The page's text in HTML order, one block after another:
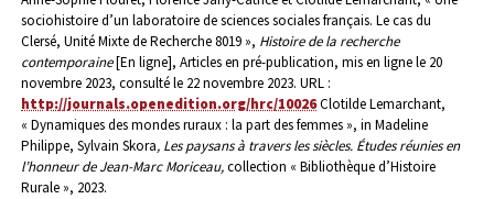
sociohistoire d’un laboratoire de sciences sociales français. Le cas du
Clersé, Unité Mixte de Recherche 8019 », Histoire de la recherche
contemporaine[En ligne], Articles en pré-publication, mis en ligne le 20
novembre 2023, consulté le 22 novembre 2023. URL :
http://journals.openedition.org/hrc/10026Clotilde Lemarchant,
« Dynamiques des mondes ruraux : la part des femmes », in Madeline
Philippe, Sylvain Skora, Les paysans à travers les siècles. Études réunies en
l’honneur de Jean-Marc Moriceau,collection « Bibliothèque d’Histoire
Rurale », 2023.